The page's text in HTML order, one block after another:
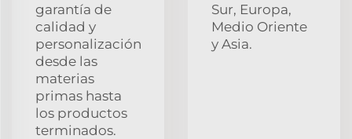
garantía de
calidad y
personalización
desde las
materias
primas hasta
los productos
terminados.
Sur, Europa,
Medio Oriente
y Asia.